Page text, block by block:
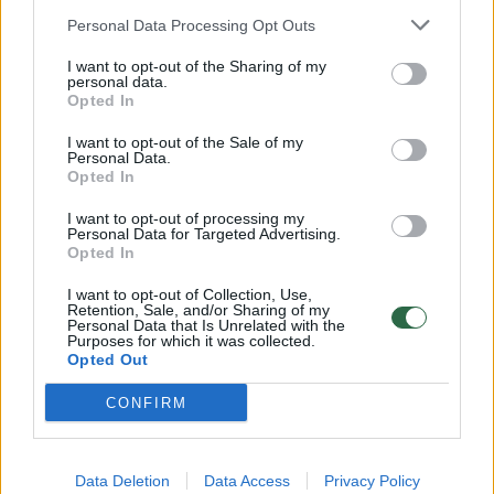
Personal Data Processing Opt Outs
I want to opt-out of the Sharing of my
personal data.
Opted In
I want to opt-out of the Sale of my
Personal Data.
Opted In
I want to opt-out of processing my
Personal Data for Targeted Advertising.
Opted In
I want to opt-out of Collection, Use,
Retention, Sale, and/or Sharing of my
Personal Data that Is Unrelated with the
Purposes for which it was collected.
Opted Out
CONFIRM
Data Deletion Data Access Privacy Policy
nebuvo beprasmis. Štai visai neseniai
moteris prisipažino, kad daina „Galima“
išgelbėjo jos gyvybę. Ji norėjo išeiti iš
gyvenimo, bet, besiklausant mano dainos,
atsirado šviesa tunelio gale“.
Be to, Edilija tik dabar suprato, kaip stipriai
prodiuserių buvo apsaugota nuo įkyrių
gerbėjų ir maniakų. „Girdėdavau žinomų
scenos merginų istorijas apie persekiojimus,
raštelius su žaislais ir galvodavau – kaip čia
jos viską išsigalvoja?